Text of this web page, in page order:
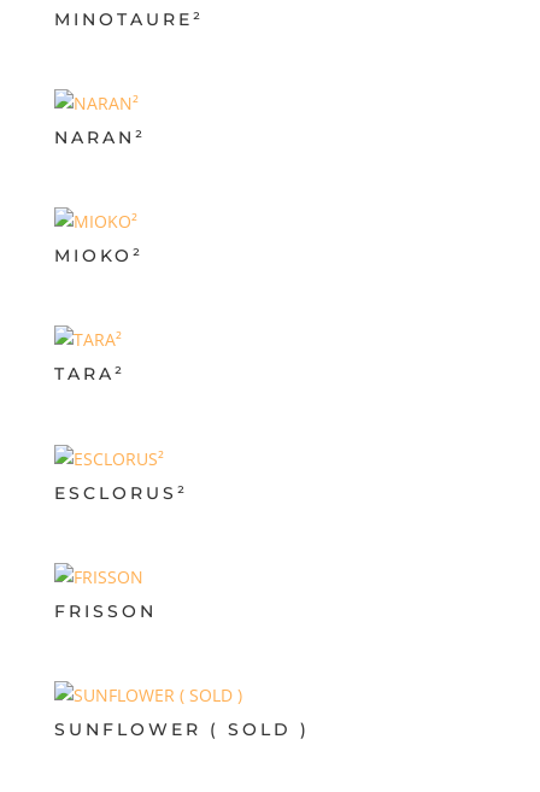
MINOTAURE²
NARAN²
MIOKO²
TARA²
ESCLORUS²
FRISSON
SUNFLOWER ( SOLD )